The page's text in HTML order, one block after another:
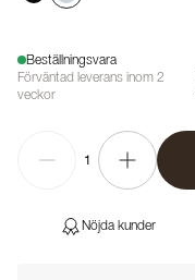
Beställningsvara
Förväntad leverans inom 2
veckor
1
Nöjda kunder